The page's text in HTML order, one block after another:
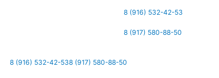
8 (916) 532-42-53
8 (917) 580-88-50
8 (916) 532-42-538 (917) 580-88-50